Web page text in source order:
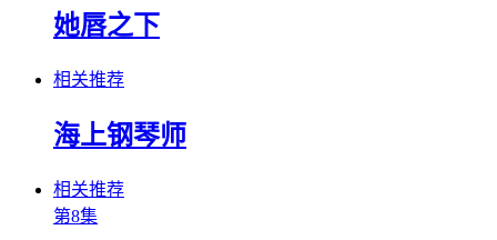
她唇之下
相关推荐
海上钢琴师
相关推荐
第8集